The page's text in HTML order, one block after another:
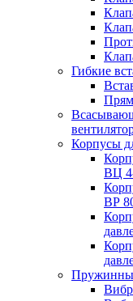
Гибкие
Корпусы
ВЦ
ВР